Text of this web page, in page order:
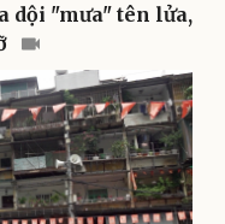
dội "mưa" tên lửa,